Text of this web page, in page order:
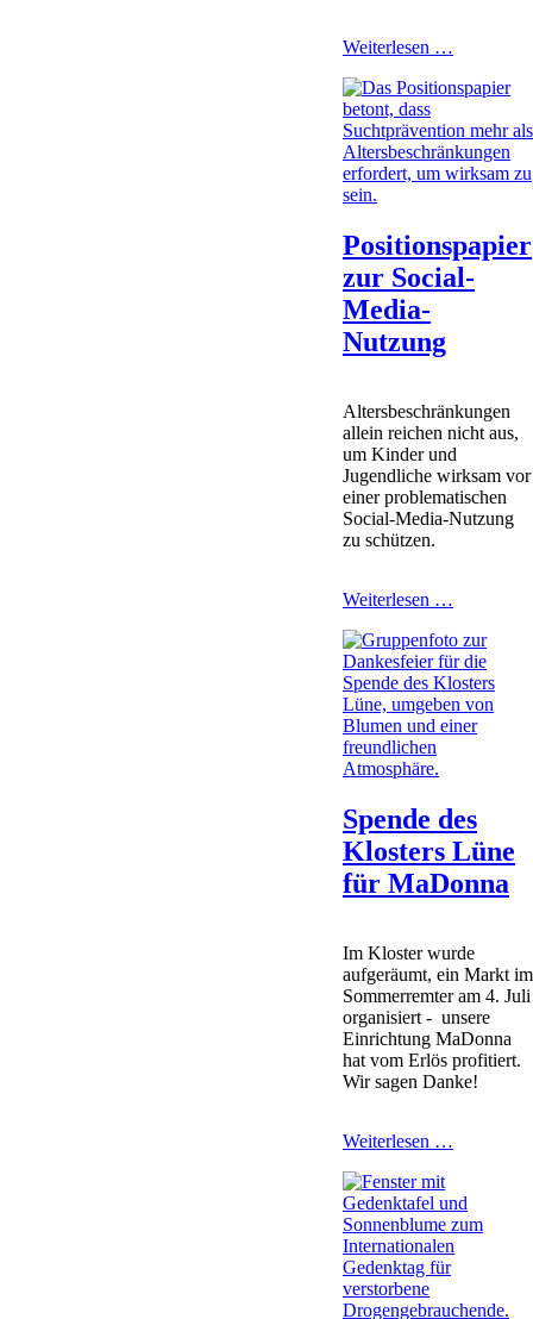
Weiterlesen …
Diakonie
Uelzen
2026
Positionspapier
zur Social-
Media-
Nutzung
Altersbeschränkungen
allein reichen nicht aus,
um Kinder und
Jugendliche wirksam vor
einer problematischen
Social-Media-Nutzung
zu schützen.
Weiterlesen …
Social-
Media-
Nutzung
Spende des
Klosters Lüne
für MaDonna
Im Kloster wurde
aufgeräumt, ein Markt im
Sommerremter am 4. Juli
organisiert - unsere
Einrichtung MaDonna
hat vom Erlös profitiert.
Wir sagen Danke!
Weiterlesen …
Lüne
für
MaDonna